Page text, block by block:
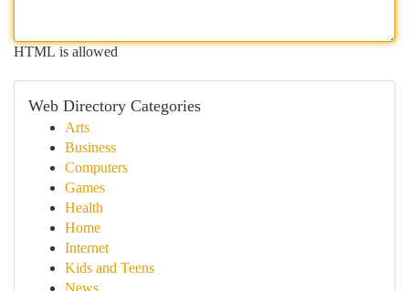
HTML is allowed
Web Directory Categories
Arts
Business
Computers
Games
Health
Home
Internet
Kids and Teens
News